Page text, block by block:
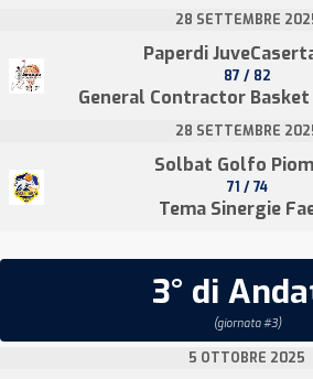
28 SETTEMBRE
Paperdi
87 / 82
General Contractor Basket
28 SETTEMBRE
Solbat Golfo
71 / 74
Tema Sinergie
3° di
(giornata #3)
5 OTTOBRE 2025